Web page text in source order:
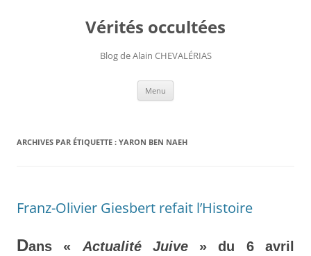
Vérités occultées
Blog de Alain CHEVALÉRIAS
Menu
ARCHIVES PAR ÉTIQUETTE : YARON BEN NAEH
Franz-Olivier Giesbert refait l’Histoire
Dans « Actualité Juive» du 6 avril